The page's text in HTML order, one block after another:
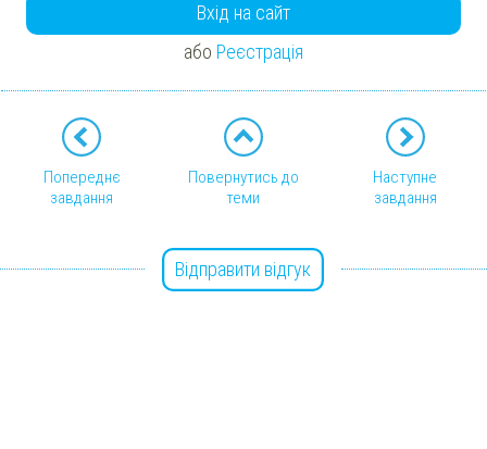
Вхід на сайт
або Реєстрація
Попереднє
завдання
Повернутись до
теми
Наступне
завдання
Відправити відгук